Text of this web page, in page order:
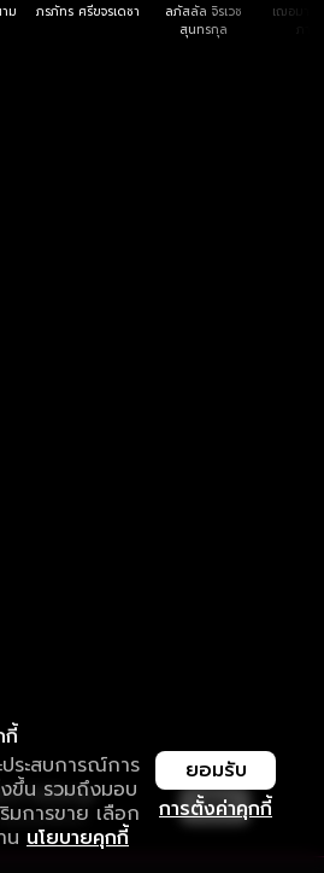
ม ภรภัทร ศรีขจรเดชา
ลภัสลัล จิรเวช
สุนทรกุล
เฌอมาวี
กี้
ระสบการณ์การ
งขึ้น รวมถึงมอบ
มการขาย เลือก
น นโยบายคุกกี้
การตั้งค่าคุกกี้
ยอมรับ
า ไม่มีสะดุด
รับชมที่ดีกว่า เปิด